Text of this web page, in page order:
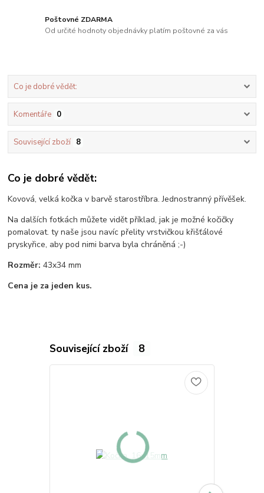
Poštovné ZDARMA
Od určité hodnoty objednávky platím poštovné za vás
Co je dobré vědět:
Komentáře 0
Související zboží 8
Co je dobré vědět:
Kovová, velká kočka v barvě starostříbra. Jednostranný přívěšek.
Na dalších fotkách můžete vidět příklad, jak je možné kočičky
pomalovat. ty naše jsou navíc přelity vrstvičkou křišťálové
pryskyřice, aby pod nimi barva byla chráněná ;-)
Rozměr: 43x34 mm
Cena je za jeden kus.
Související zboží 8